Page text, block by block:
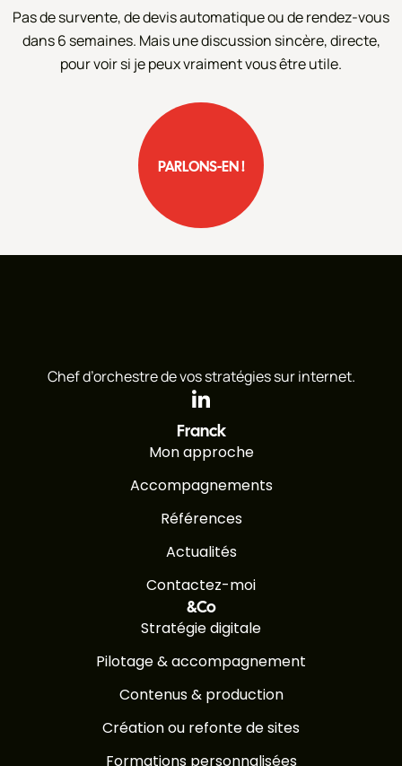
Pas de survente, de devis automatique ou de rendez-vous
dans 6 semaines. Mais une discussion sincère, directe,
pour voir si je peux vraiment vous être utile.
PARLONS-EN !
Chef d’orchestre de vos stratégies sur internet.
Franck
Mon approche
Accompagnements
Références
Actualités
Contactez-moi
&Co
Stratégie digitale
Pilotage & accompagnement
Contenus & production
Création ou refonte de sites
Formations personnalisées